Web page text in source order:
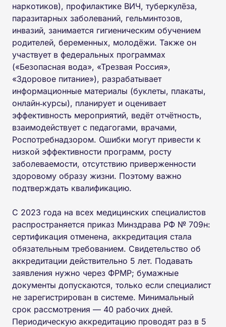
наркотиков), профилактике ВИЧ, туберкулёза,
паразитарных заболеваний, гельминтозов,
инвазий, занимается гигиеническим обучением
родителей, беременных, молодёжи. Также он
участвует в федеральных программах
(«Безопасная вода», «Трезвая Россия»,
«Здоровое питание»), разрабатывает
информационные материалы (буклеты, плакаты,
онлайн‑курсы), планирует и оценивает
эффективность мероприятий, ведёт отчётность,
взаимодействует с педагогами, врачами,
Роспотребнадзором. Ошибки могут привести к
низкой эффективности программ, росту
заболеваемости, отсутствию приверженности
здоровому образу жизни. Поэтому важно
подтверждать квалификацию.
С 2023 года на всех медицинских специалистов
распространяется приказ Минздрава РФ № 709н:
сертификация отменена, аккредитация стала
обязательным требованием. Свидетельство об
аккредитации действительно 5 лет. Подавать
заявления нужно через ФРМР; бумажные
документы допускаются, только если специалист
не зарегистрирован в системе. Минимальный
срок рассмотрения — 40 рабочих дней.
Периодическую аккредитацию проводят раз в 5